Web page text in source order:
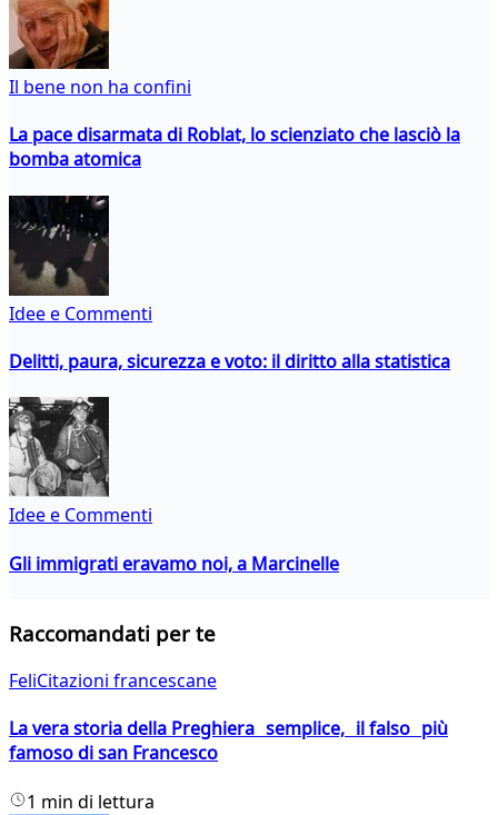
Il bene non ha confini
La pace disarmata di Roblat, lo scienziato che lasciò la
bomba atomica
Idee e Commenti
Delitti, paura, sicurezza e voto: il diritto alla statistica
Idee e Commenti
Gli immigrati eravamo noi, a Marcinelle
Raccomandati per te
FeliCitazioni francescane
La vera storia della Preghiera semplice, il falso più
famoso di san Francesco
1 min di lettura